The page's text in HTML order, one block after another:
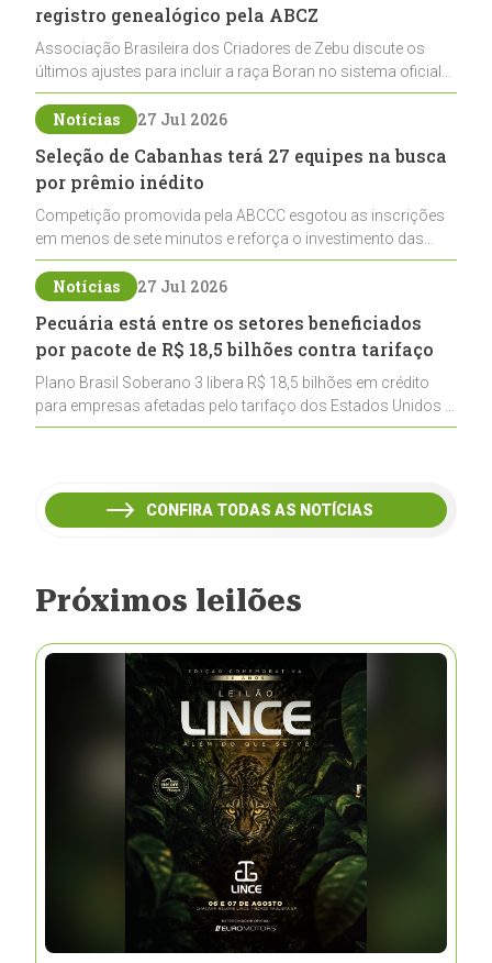
registro genealógico pela ABCZ
Associação Brasileira dos Criadores de Zebu discute os
últimos ajustes para incluir a raça Boran no sistema oficial
de registros, abrindo caminho para sua expansão na
pecuária nacional
Notícias 27 Jul 2026
Seleção de Cabanhas terá 27 equipes na busca
por prêmio inédito
Competição promovida pela ABCCC esgotou as inscrições
em menos de sete minutos e reforça o investimento das
cabanhas na seleção genética de Cavalos Crioulos voltados
ao laço
Notícias 27 Jul 2026
Pecuária está entre os setores beneficiados
por pacote de R$ 18,5 bilhões contra tarifaço
Plano Brasil Soberano 3 libera R$ 18,5 bilhões em crédito
para empresas afetadas pelo tarifaço dos Estados Unidos e
inclui a pecuária entre os setores estratégicos
CONFIRA TODAS AS NOTÍCIAS
Próximos leilões